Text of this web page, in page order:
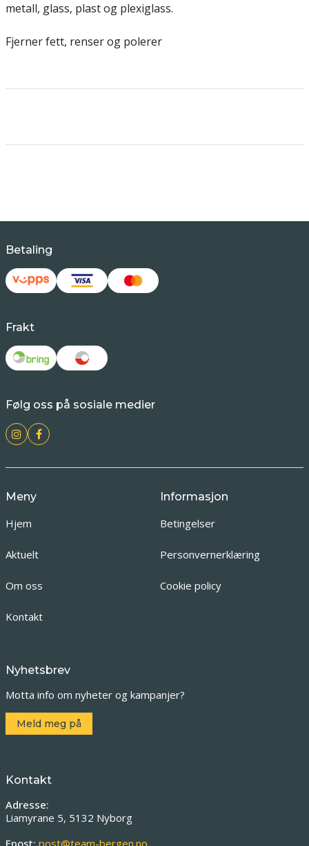
metall, glass, plast og plexiglass.
Fjerner fett, renser og polerer
Betaling
Frakt
Følg oss på sosiale medier
Meny
Hjem
Aktuelt
Om oss
Kontakt
Informasjon
Betingelser
Personvernerklæring
Cookie policy
Nyhetsbrev
Motta info om nyheter og kampanjer?
Meld meg på
Kontakt
Adresse:
Liamyrane 5, 5132 Nyborg
Epost: post@team-bergen.no